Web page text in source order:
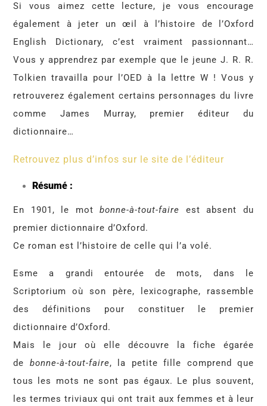
Si vous aimez cette lecture, je vous encourage
également à jeter un œil à l’histoire de l’Oxford
English Dictionary, c’est vraiment passionnant…
Vous y apprendrez par exemple que le jeune J. R. R.
Tolkien travailla pour l’OED à la lettre W ! Vous y
retrouverez également certains personnages du livre
comme James Murray, premier éditeur du
dictionnaire…
Retrouvez plus d’infos sur le site de l’éditeur
Résumé :
En 1901, le motbonne-à-tout-faire est absent du
premier dictionnaire d’Oxford.
Ce roman est l’histoire de celle qui l’a volé.
Esme a grandi entourée de mots, dans le
Scriptorium où son père, lexicographe, rassemble
des définitions pour constituer le premier
dictionnaire d’Oxford.
Mais le jour où elle découvre la fiche égarée
de bonne-à-tout-faire, la petite fille comprend que
tous les mots ne sont pas égaux. Le plus souvent,
les termes triviaux qui ont trait aux femmes et à leur